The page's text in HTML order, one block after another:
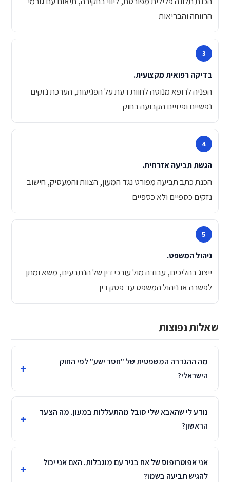
הרווחה והבריאות
בדיקה רפואית מקצועית.
הפניה לרופא מנוסה לחוות דעת על הפגיעות, הערכת נזקים
נפשיים ופיזיים הקבועה בחוק
הגשת תביעה אזרחית.
הכנת כתב תביעה מפורט נגד המעון, הצוות והמעסיק, חישוב
נזקים כספיים ולא כספיים
ניהול המשפט.
ייצוג בהליכים, עבודה מול עורכי דין של הנתבעים, משא ומתן
לפשרה או ניהול המשפט עד פסק דין
שאלות נפוצות
מה ההגדרה המשפטית של "חסר ישע" לפי החוק
הישראלי?
נודע לי שהאבא שלי סובל מהתעללות במעון. מה הצעד
הראשון?
אני אפוטרופוס של אח בגיר עם מוגבלות. האם אני יכול
להגיש תביעה בשמו?